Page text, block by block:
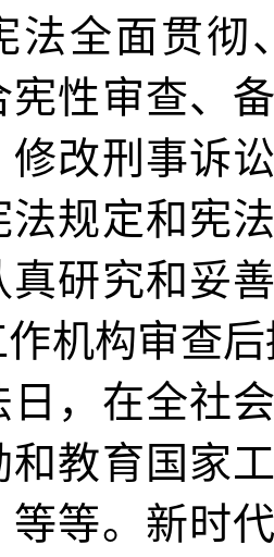
法全面贯彻
宪性审查、
修改刑事诉
法规定和宪
真研究和妥
机构审查
日，在全社
和教育国家
等等。新时